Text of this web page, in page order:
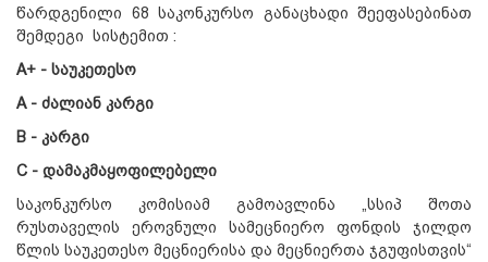
წარდგენილი 68 საკონკურსო განაცხადი შეეფასებინათ
შემდეგი სისტემით :
A+ - საუკეთესო
A - ძალიან კარგი
B - კარგი
C - დამაკმაყოფილებელი
საკონკურსო კომისიამ გამოავლინა „სსიპ შოთა
რუსთაველის ეროვნული სამეცნიერო ფონდის ჯილდო
წლის საუკეთესო მეცნიერისა და მეცნიერთა ჯგუფისთვის“